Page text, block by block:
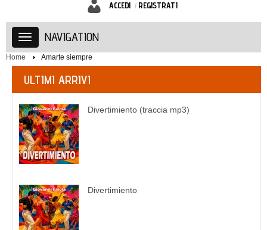
ACCEDI REGISTRATI
NAVIGATION
Home Amarte siempre
ULTIMI ARRIVI
Divertimiento (traccia mp3)
Divertimiento